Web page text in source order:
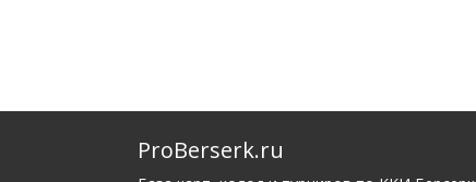
ProBerserk.ru